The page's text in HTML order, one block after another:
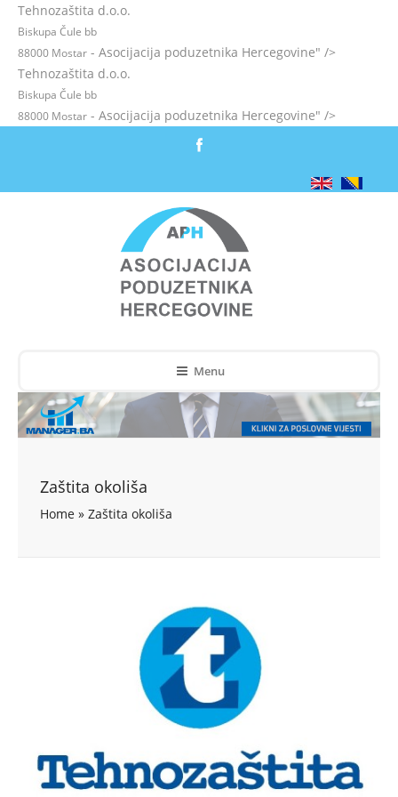
Tehnozaštita d.o.o.
Biskupa Čule bb
88000 Mostar - Asocijacija poduzetnika Hercegovine" />
Tehnozaštita d.o.o.
Biskupa Čule bb
88000 Mostar - Asocijacija poduzetnika Hercegovine" />
Menu
Zaštita okoliša
Home » Zaštita okoliša